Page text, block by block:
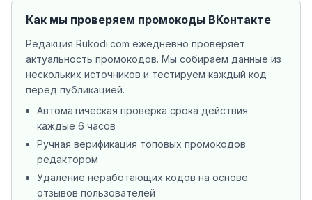
Как мы проверяем промокоды ВКонтакте
Редакция Rukodi.com ежедневно проверяет
актуальность промокодов. Мы собираем данные из
нескольких источников и тестируем каждый код
перед публикацией.
Автоматическая проверка срока действия
каждые 6 часов
Ручная верификация топовых промокодов
редактором
Удаление неработающих кодов на основе
отзывов пользователей